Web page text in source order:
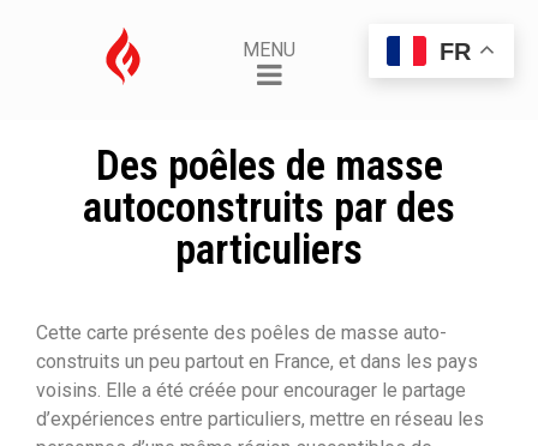
MENU
Des poêles de masse
autoconstruits par des
particuliers
Cette carte présente des poêles de masse auto-
construits un peu partout en France, et dans les pays
voisins. Elle a été créée pour encourager le partage
d’expériences entre particuliers, mettre en réseau les
FR